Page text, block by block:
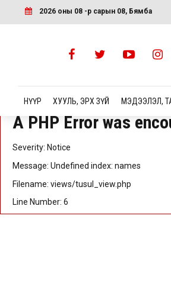
2026 оны 08 -р сарын 08, Бямба
НҮҮР ХУУЛЬ, ЭРХ ЗҮЙ МЭДЭЭЛЭЛ,
A PHP Error was
Message: Undefined index: id
A PHP Error was
Severity: Notice
Message: Undefined index: names
Filename: views/tusul_view.php
Line Number: 6